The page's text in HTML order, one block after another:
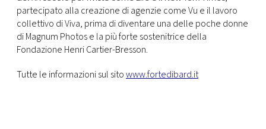
partecipato alla creazione di agenzie come Vu e il lavoro
collettivo di Viva, prima di diventare una delle poche donne
di Magnum Photos e la più forte sostenitrice della
Fondazione Henri Cartier-Bresson.
Tutte le informazioni sul sitowww.fortedibard.it